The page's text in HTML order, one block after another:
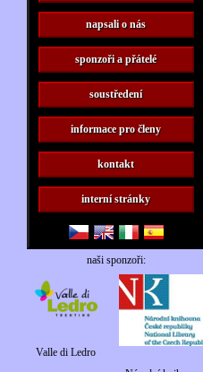
napsali o nás
sponzoři a přátelé
soustředení
informace pro členy
kontakt
interní stránky
naši sponzoři:
Valle di Ledro